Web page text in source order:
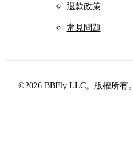
退款政策
常見問題
©2026 BBFly LLC。版權所有。